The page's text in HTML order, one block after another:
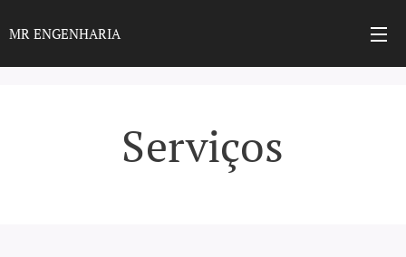
MR ENGENHARIA
Serviços